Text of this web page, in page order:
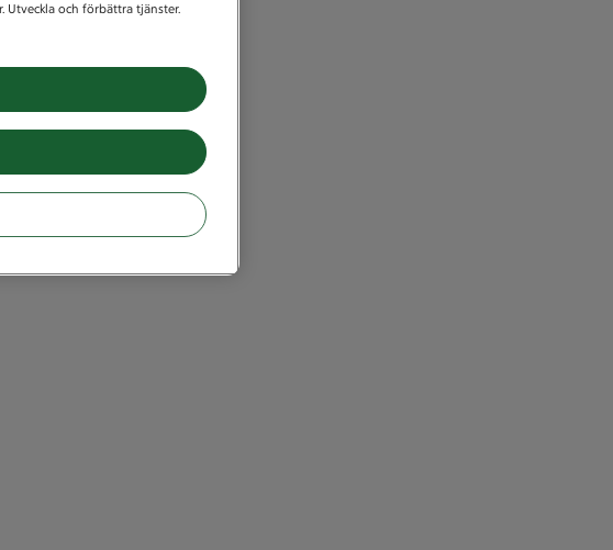
Utveckla och förbättra tjänster.